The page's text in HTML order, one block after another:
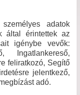
adatok
által érintettek az
igénybe vevők:
Ingatlankereső,
feliratkozó, Segítő
jelentkező,
adó.